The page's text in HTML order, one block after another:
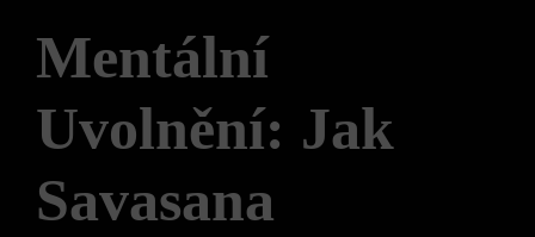
Mentální
Uvolnění: Jak
Savasana